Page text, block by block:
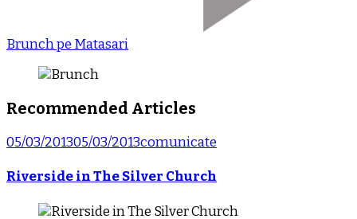
Brunch pe Matasari
Recommended Articles
05/03/201305/03/2013comunicate
Riverside in The Silver Church